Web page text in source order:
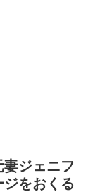
ジェニフ
をおくる